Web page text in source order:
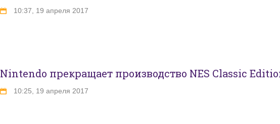
10:37, 19 апреля 2017
Nintendo прекращает производство NES Classic
10:25, 19 апреля 2017